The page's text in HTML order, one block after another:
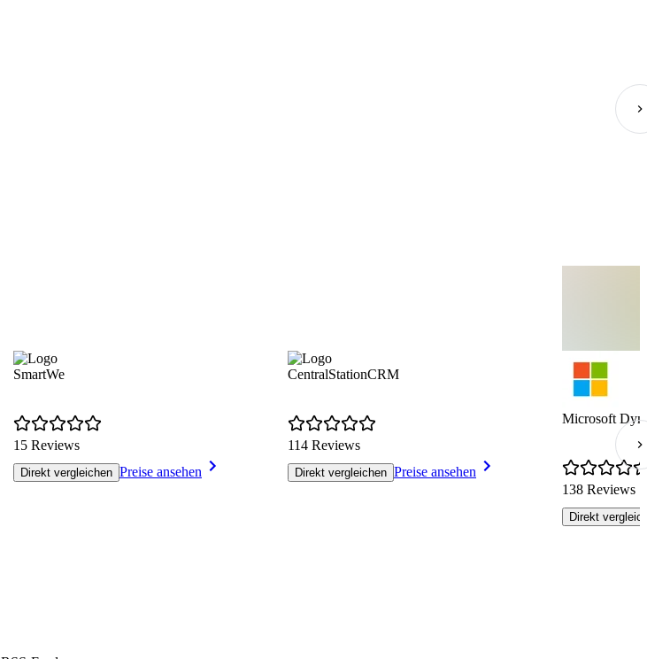
SmartWe
15 Reviews
Direkt vergleichen Preise ansehen
CentralStationCRM
114 Reviews
Direkt vergleichen Preise ansehen
Microsoft
138 Reviews
Direkt